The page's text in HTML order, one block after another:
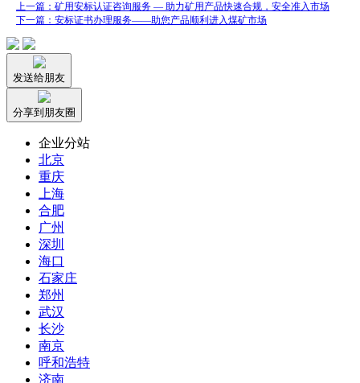
上一篇：矿用安标认证咨询服务 — 助力矿用产品快速合规，安全准入市场
下一篇：安标证书办理服务——助您产品顺利进入煤矿市场
发送给朋友
分享到朋友圈
企业分站
北京
重庆
上海
合肥
广州
深圳
海口
石家庄
郑州
武汉
长沙
南京
呼和浩特
济南